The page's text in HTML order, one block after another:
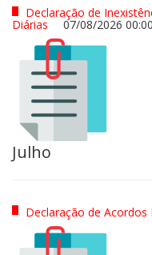
Declaração de
Diárias 07/08/2026
Julho
Declaração de Acordos